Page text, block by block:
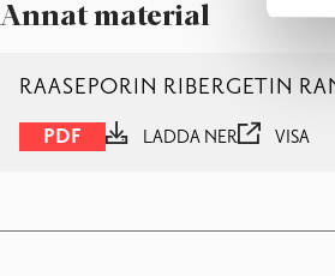
Annat material
RAASEPORIN RIBERGETIN
PDF LADDA NER VISA